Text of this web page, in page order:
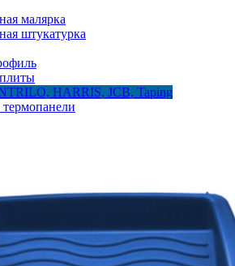
малярка
штукатурка
HARRIS, JCB, Taping